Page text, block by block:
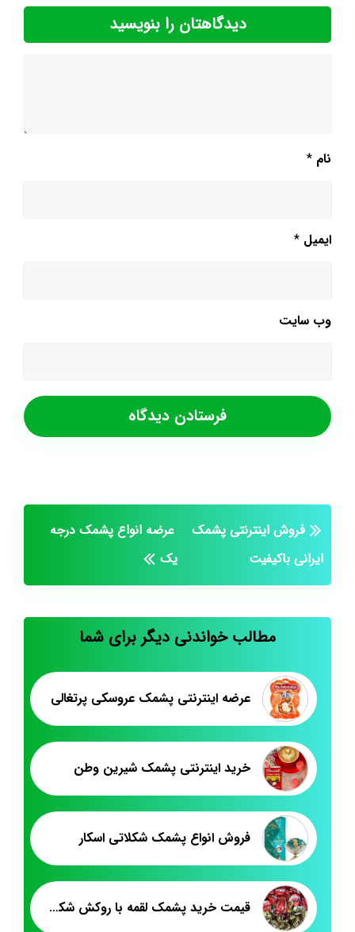
دیدگاهتان را بنویسید
نام *
ایمیل *
وب‌ سایت
فروش اینترنتی پشمک
ایرانی باکیفیت
عرضه انواع پشمک درجه
یک
مطالب خواندنی دیگر برای شما
عرضه اینترنتی پشمک عروسکی پرتغالی
خرید اینترنتی پشمک شیرین وطن
فروش انواع پشمک شکلاتی اسکار
قیمت خرید پشمک لقمه با روکش شکلاتی فله